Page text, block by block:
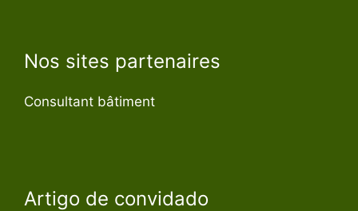
Nos sites partenaires
Consultant bâtiment
Artigo de convidado